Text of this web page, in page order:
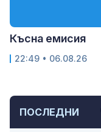
ПОСЛЕДНИ
Късна емисия
22:49 • 06.08.26